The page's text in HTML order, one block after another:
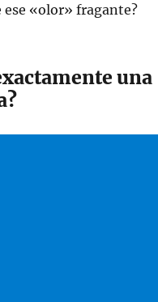
«olor» fragante?
una